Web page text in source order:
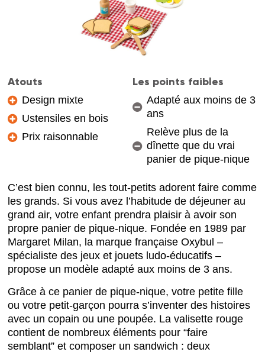
Atouts
Design mixte
Ustensiles en bois
Prix raisonnable
Les points faibles
Adapté aux moins de 3
ans
Relève plus de la
dînette que du vrai
panier de pique-nique
C’est bien connu, les tout-petits adorent faire comme
les grands. Si vous avez l’habitude de déjeuner au
grand air, votre enfant prendra plaisir à avoir son
propre panier de pique-nique. Fondée en 1989 par
Margaret Milan, la marque française Oxybul –
spécialiste des jeux et jouets ludo-éducatifs –
propose un modèle adapté aux moins de 3 ans.
Grâce à ce panier de pique-nique, votre petite fille
ou votre petit-garçon pourra s’inventer des histoires
avec un copain ou une poupée. La valisette rouge
contient de nombreux éléments pour “faire
semblant” et composer un sandwich : deux